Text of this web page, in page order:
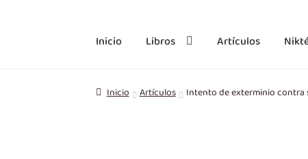
Inicio Libros Artículos
Inicio Artículos Intento de exterminio contra